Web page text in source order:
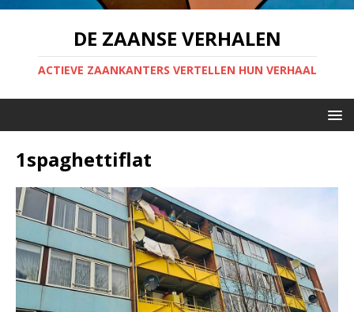
DE ZAANSE VERHALEN
ACTIEVE ZAANKANTERS VERTELLEN HUN VERHAAL
1spaghettiflat